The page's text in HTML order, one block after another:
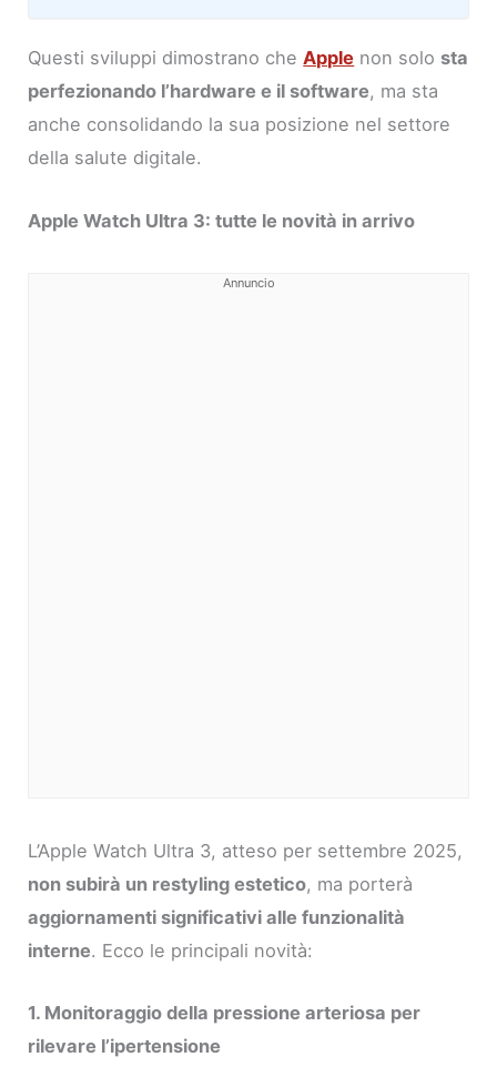
Questi sviluppi dimostrano cheApple non solo sta
perfezionando l’hardware e il software, ma sta
anche consolidando la sua posizione nel settore
della salute digitale.
Apple Watch Ultra 3: tutte le novità in arrivo
Annuncio
L’Apple Watch Ultra 3, atteso per settembre 2025,
non subirà un restyling estetico, ma porterà
aggiornamenti significativi alle funzionalità
interne. Ecco le principali novità:
1. Monitoraggio della pressione arteriosa per
rilevare l’ipertensione